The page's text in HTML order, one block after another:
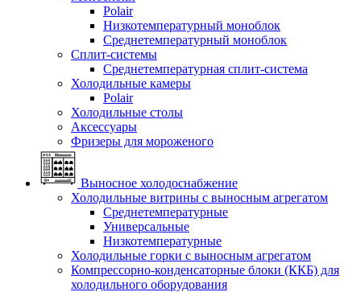
Polair
Низкотемпературный моноблок
Среднетемпературный моноблок
Сплит-системы
Среднетемпературная сплит-система
Холодильные камеры
Polair
Холодильные столы
Аксессуары
Фризеры для мороженого
Выносное холодоснабжение
Холодильные витрины с выносным агрегатом
Среднетемпературные
Универсальные
Низкотемпературные
Холодильные горки с выносным агрегатом
Компрессорно-конденсаторные блоки (ККБ) для
холодильного оборудования